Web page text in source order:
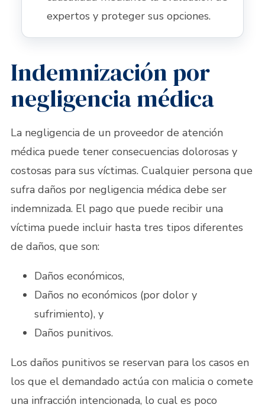
expertos y proteger sus opciones.
Indemnización por
negligencia médica
La negligencia de un proveedor de atención
médica puede tener consecuencias dolorosas y
costosas para sus víctimas. Cualquier persona que
sufra daños por negligencia médica debe ser
indemnizada. El pago que puede recibir una
víctima puede incluir hasta tres tipos diferentes
de daños, que son:
Daños económicos,
Daños no económicos (por dolor y
sufrimiento), y
Daños punitivos.
Los daños punitivos se reservan para los casos en
los que el demandado actúa con malicia o comete
una infracción intencionada, lo cual es poco